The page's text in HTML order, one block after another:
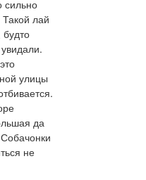
сильно
Такой лай
будто
улицы
да
не